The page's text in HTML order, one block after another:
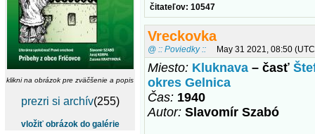
klikni na obrázok pre zväčšenie a popis
prezri si archív(255)
vložiť obrázok do galérie
čitateľov: 10547
Vreckovka
@ :: Poviedky :: May 31 2021, 08:50
Miesto: Kluknava – časť
okres Gelnica
Čas: 1940
Autor: Slavomír Szabó